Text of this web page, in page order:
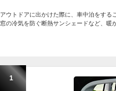
アウトドアに出かけた際に、車中泊をす
窓の冷気を防ぐ断熱サンシェードなど、
1